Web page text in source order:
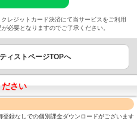
レジットカード決済にて当サービスをご利用
必要となりますのでご了承ください。
ィストページTOPへ
さい
録なしでの個別課金ダウンロードがございます